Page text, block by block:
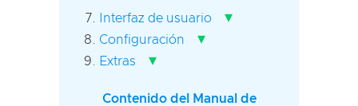
Interfaz de usuario ▾
Configuración ▾
Extras ▾
Contenido del Manual de